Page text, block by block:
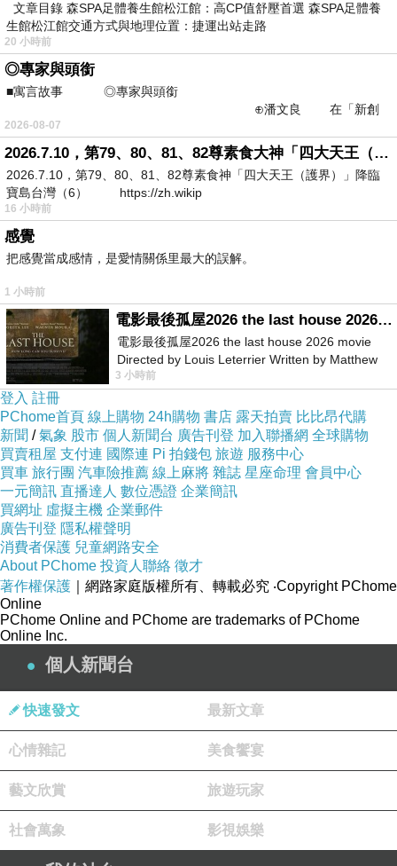
塌的原因不排除與工地有直接關係。賴建宏說建
築工地於
之間也龜裂。賴建宏說，建物倒塌原因到底是涉
及地下室開挖工序，還是抽水、降水過程有無異
常訊號，都是調查重點。公會與工務局在接獲通
報之後，隨即就進行補挖、填沙、回填水泥等搶
救措施，但搶救效果仍不顯著。賴建宏解釋，
184巷建築與 190巷建築都是位於建案隔壁的建築
物，其中
此當時決定先對190巷建築物進行拆除。
斜房屋進行拆除之際，沒想到
此時瞬間倒塌。
上一篇：法官判決加載13多公噸的混凝土在花圃，將加速崩塌。
下一篇：蔣萬安市長縱容內政部同安大樓新違建玻璃壁體不拆
文章目錄 森SPA足體養生館松江館：高CP值舒壓首選 森SPA足體養
生館松江館交通方式與地理位置：捷運出站走路
20 小時前
◎專家與頭銜
■寓言故事 ◎專家與頭銜
⊕潘文良 在「新創
之谷」裡——
2026-08-07
2026.7.10，第79、80、81、82尊素食大神「四大天王（護界）」降臨寶島台灣（6）
2026.7.10，第79、80、81、82尊素食神「四大天王（護界）」降臨
寶島台灣（6） https://zh.wikip
16 小時前
感覺
把感覺當成感情，是愛情關係里最大的誤解。
1 小時前
電影最後孤屋2026 the last house 2026 movie
電影最後孤屋2026 the last house 2026 movie
Directed by Louis Leterrier Written by Matthew
Robinson Starring Greta Lee Wa
3 小時前
登入 註冊
PChome首頁 線上購物 24h購物 書店 露天拍賣 比比昂代購
新聞 /氣象 股市 個人新聞台 廣告刊登 加入聯播網 全球購物
買賣租屋 支付連 國際連 Pi 拍錢包 旅遊 服務中心
買車 旅行團 汽車險推薦 線上麻將 雜誌 星座命理 會員中心
一元簡訊 直播達人 數位憑證 企業簡訊
買網址 虛擬主機 企業郵件
廣告刊登 隱私權聲明
消費者保護 兒童網路安全
About PChome 投資人聯絡 徵才
著作權保護 ｜網路家庭版權所有、轉載必究 ‧Copyright PChome
Online
PChome Online and PChome are trademarks of PChome
Online Inc.
個人新聞台
快速發文 最新文章
心情雜記 美食饗宴
藝文欣賞 旅遊玩家
社會萬象 影視娛樂